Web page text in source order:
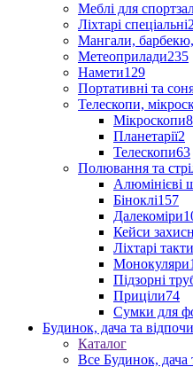
Меблі для
Ліхтарі спеціальні2
Мангали,
Метеоприлади235
Намети129
Портативні та
Телескопи,
Мікроскопи
Планетарії2
Телескопи63
Полювання та
Алюмінієві
Біноклі157
Далекоміри
Кейси
Ліхтарі
Монокуляри
Підзорні
Приціли74
Сумки для
Будинок, дача та
Каталог
Все Будинок, дача